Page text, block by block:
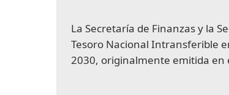
La Secretaría de Finanzas y la
Tesoro Nacional Intransferible
2030, originalmente emitida en